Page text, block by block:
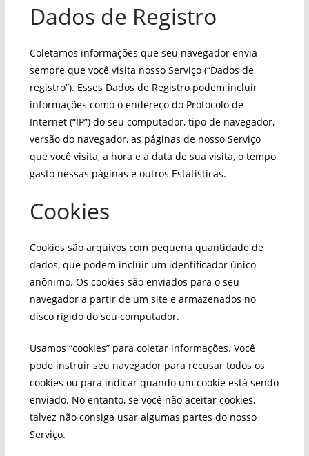
Dados de Registro
Coletamos informações que seu navegador envia
sempre que você visita nosso Serviço (“Dados de
registro”). Esses Dados de Registro podem incluir
informações como o endereço do Protocolo de
Internet (“IP”) do seu computador, tipo de navegador,
versão do navegador, as páginas de nosso Serviço
que você visita, a hora e a data de sua visita, o tempo
gasto nessas páginas e outros Estatisticas.
Cookies
Cookies são arquivos com pequena quantidade de
dados, que podem incluir um identificador único
anônimo. Os cookies são enviados para o seu
navegador a partir de um site e armazenados no
disco rígido do seu computador.
Usamos “cookies” para coletar informações. Você
pode instruir seu navegador para recusar todos os
cookies ou para indicar quando um cookie está sendo
enviado. No entanto, se você não aceitar cookies,
talvez não consiga usar algumas partes do nosso
Serviço.